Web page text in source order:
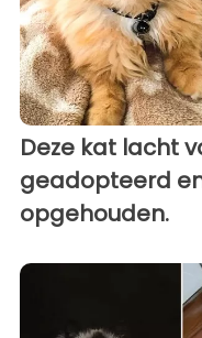
Deze kat lacht
geadopteerd
opgehouden.